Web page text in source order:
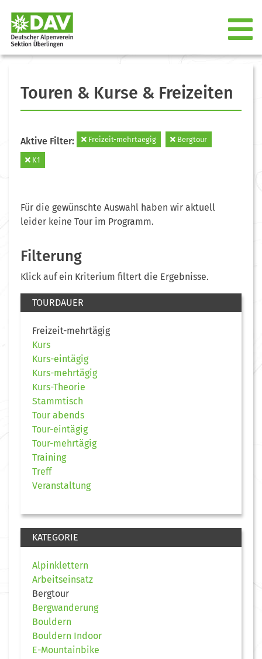
Touren & Kurse & Freizeiten
Aktive Filter: Freizeit-mehrtaegig Bergtour
K1
Für die gewünschte Auswahl haben wir aktuell
leider keine Tour im Programm.
Filterung
Klick auf ein Kriterium filtert die Ergebnisse.
TOURDAUER
Freizeit-mehrtägig
Kurs
Kurs-eintägig
Kurs-mehrtägig
Kurs-Theorie
Stammtisch
Tour abends
Tour-eintägig
Tour-mehrtägig
Training
Treff
Veranstaltung
KATEGORIE
Alpinklettern
Arbeitseinsatz
Bergtour
Bergwanderung
Bouldern
Bouldern Indoor
E-Mountainbike